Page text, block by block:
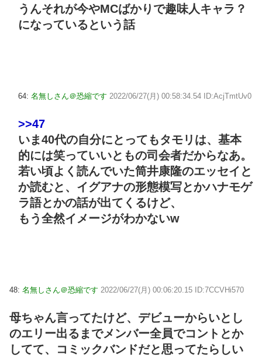
うんそれが今やMCばかりで趣味人キャラ？
になっているという話
64: 名無しさん＠恐縮です 2022/06/27(月) 00:58:34.54 ID:AcjTmtUv0
>>47
いま40代の自分にとってもタモリは、基本
的には笑っていいともの司会者だからなあ。
若い頃よく読んでいた筒井康隆のエッセイと
か読むと、イグアナの形態模写とかハナモゲ
ラ語とかの話が出てくるけど、
もう全然イメージがわかないw
48: 名無しさん＠恐縮です 2022/06/27(月) 00:06:20.15 ID:7CCVHi570
母ちゃん言ってたけど、デビューからいとし
のエリー出るまでメンバー全員でコントとか
してて、コミックバンドだと思ってたらしい